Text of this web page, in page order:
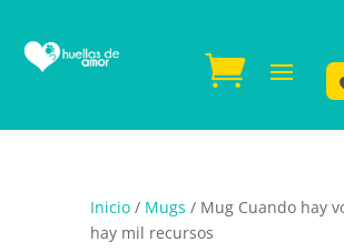
Inicio/ Mugs / Mug Cuando hay
hay mil recursos